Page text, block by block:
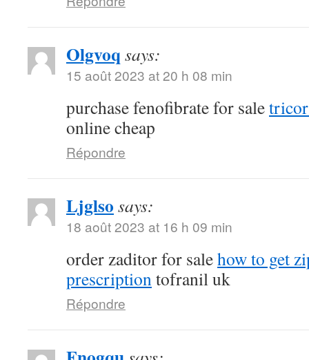
Olgvoq says:
15 août 2023 at 20 h 08 min
purchase fenofibrate for sale
online cheap
Répondre
Ljglso says:
18 août 2023 at 16 h 09 min
order zaditor for salehow to get
prescriptiontofranil uk
Répondre